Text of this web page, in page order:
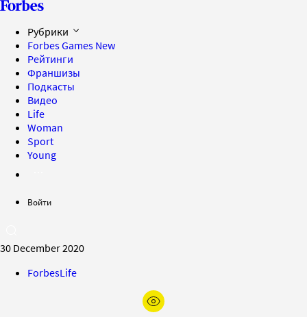
Рубрики
Forbes Games New
Рейтинги
Франшизы
Подкасты
Видео
Life
Woman
Sport
Young
Войти
30 December 2020
ForbesLife